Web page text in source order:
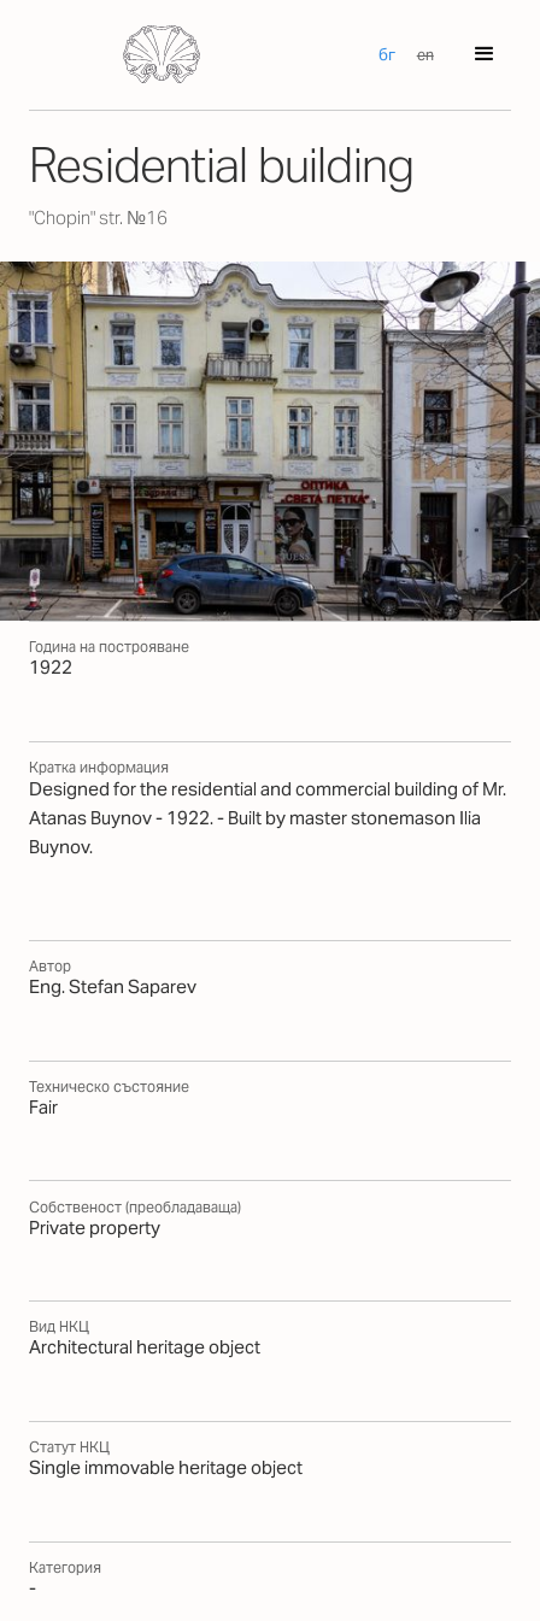
бг en
Residential building
"Chopin" str. №16
Година на построяване
1922
Кратка информация
Designed for the residential and commercial building of Mr.
Atanas Buynov - 1922. - Built by master stonemason Ilia
Buynov.
Автор
Eng. Stefan Saparev
Техническо състояние
Fair
Собственост (преобладаваща)
Private property
Вид НКЦ
Architectural heritage object
Статут НКЦ
Single immovable heritage object
Категория
-